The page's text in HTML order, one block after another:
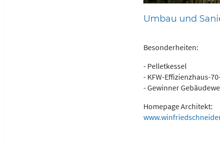
Umbau und
Besonderheiten:
- Pelletkessel
- KFW-Effizienzhaus-
- Gewinner
Homepage Architekt: